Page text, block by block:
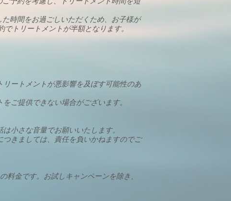
時間をお過ごしいただくため、お子様が
トリートメントが半額となります。
ートメントが悪影響を及ぼす可能性のあ
ご提供できない場合がございます。
小さな音量でお願いいたします。
きましては、責任を負いかねますのでご
金です。お試しキャンペーンを除き、